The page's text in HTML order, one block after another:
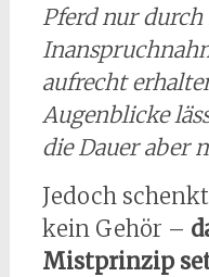
Pferd nur durch
aufrecht
Augenblicke
die Dauer aber
Jedoch
kein Gehör –
Mistprinzip